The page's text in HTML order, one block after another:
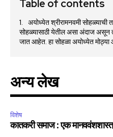
Table of contents
अयोध्येत श्रीरामनवमी
सोहळ्यासाठी येतील असा अंदाज असून
जात आहेत. हा सोहळा अयोध्येत
अन्य लेख
विशेष
कातकरी समाज : एक